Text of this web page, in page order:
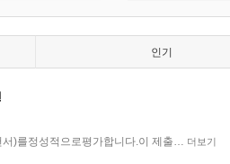
인기
)를정성적으로평가합니다.이 제출… 더보기